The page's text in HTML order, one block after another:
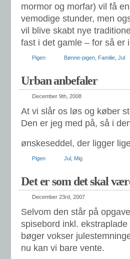
mormor og morfar) vil få
vemodige stunder, men
vil blive skabt nye
fast i det gamle – for så er
Pigen Bønne-pigen Familie Jul
Urban anbefaler
December 9th, 2008
At vi slår os løs og køber
Den er jeg med på, så i
ønskeseddel, der ligger
Pigen Jul Mig
Det er som det skal
December 23rd, 2007
Selvom den står på
spisebord inkl.
bøger vokser
nu kan vi bare vente.